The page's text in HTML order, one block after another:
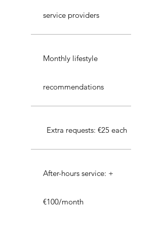
service providers
Monthly lifestyle
recommendations
Extra requests: €25 each
After-hours service: +
€100/month